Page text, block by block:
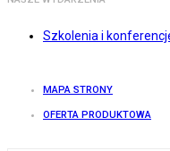
Szkolenia i
MAPA STRONY
OFERTA PRODUKTOWA